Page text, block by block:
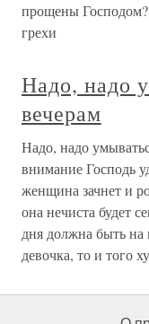
прощены Господом?
грехи
Надо, надо
вечерам
Надо, надо
внимание Господь
женщина зачнет и
она нечиста будет
дня должна быть на
девочка, то и того